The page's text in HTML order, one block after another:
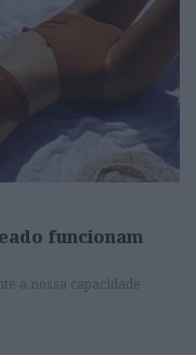
funcionam
a nossa capacidade